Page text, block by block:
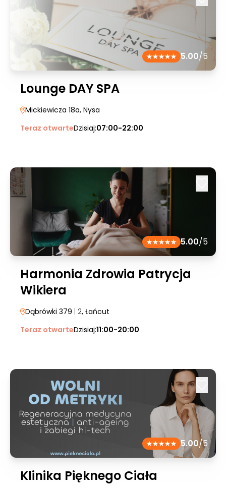
5.00/5
Lounge DAY SPA
Mickiewicza 18a, Nysa
Teraz otwarteDzisiaj:07:00-22:00
5.00/5
Harmonia Zdrowia Patrycja
Wikiera
Dąbrówki 379 | 2, Łańcut
Teraz otwarteDzisiaj:11:00-20:00
5.00/5
Klinika Pięknego Ciała